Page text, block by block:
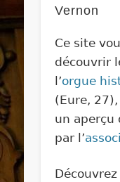
Vernon
Ce site
découvrir
l’orgue
(Eure,
un aperçu
par l’